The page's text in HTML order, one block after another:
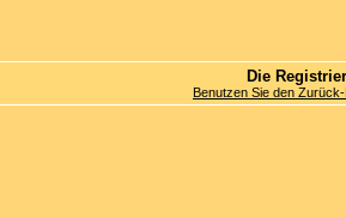
Die
Benutzen Sie den